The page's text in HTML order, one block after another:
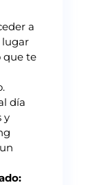
a
lugar
que te
día
y